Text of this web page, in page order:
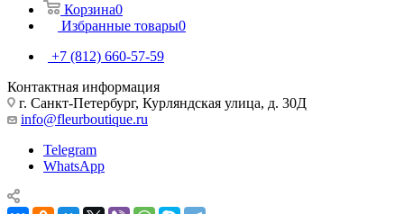
Корзина0
Избранные товары0
+7 (812) 660-57-59
Контактная информация
г. Санкт-Петербург, Курляндская улица, д. 30Д
info@fleurboutique.ru
Telegram
WhatsApp